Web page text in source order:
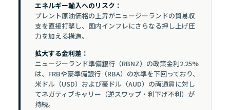
エネルギー輸入へのリスク：
ブレント原油価格の上昇がニュージーランドの貿易収
支を直接打撃し、国内インフレにさらなる押し上げ圧
力を加える構造。
拡大する金利差：
ニュージーランド準備銀行（RBNZ）の政策金利2.25%
は、FRBや豪準備銀行（RBA）の水準を下回っており、
米ドル（USD）および豪ドル（AUD）の両通貨に対し
てネガティブキャリー（逆スワップ・利下げ不利）が
持続。